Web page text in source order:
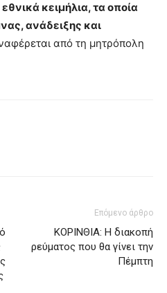
εθνικά κειμήλια, τα οποία
ανάδειξης και
από τη μητρόπολη
Επόμενο άρθρο
ΚΟΡΙΝΘΙΑ: Η διακοπή
ρεύματος που θα γίνει την
Πέμπτη